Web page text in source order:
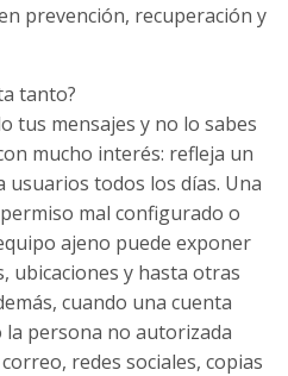
prevención, recuperación y
tanto?
tus mensajes y no lo sabes
mucho interés: refleja un
usuarios todos los días. Una
mal configurado o
ajeno puede exponer
ubicaciones y hasta otras
cuando una cuenta
la persona no autorizada
redes sociales, copias